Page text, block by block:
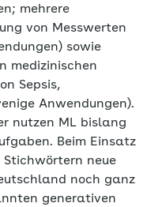
mehrere
von Messwerten
sowie
medizinischen
Sepsis,
Anwendungen).
nutzen ML bislang
Beim Einsatz
Stichwörtern neue
noch ganz
generativen